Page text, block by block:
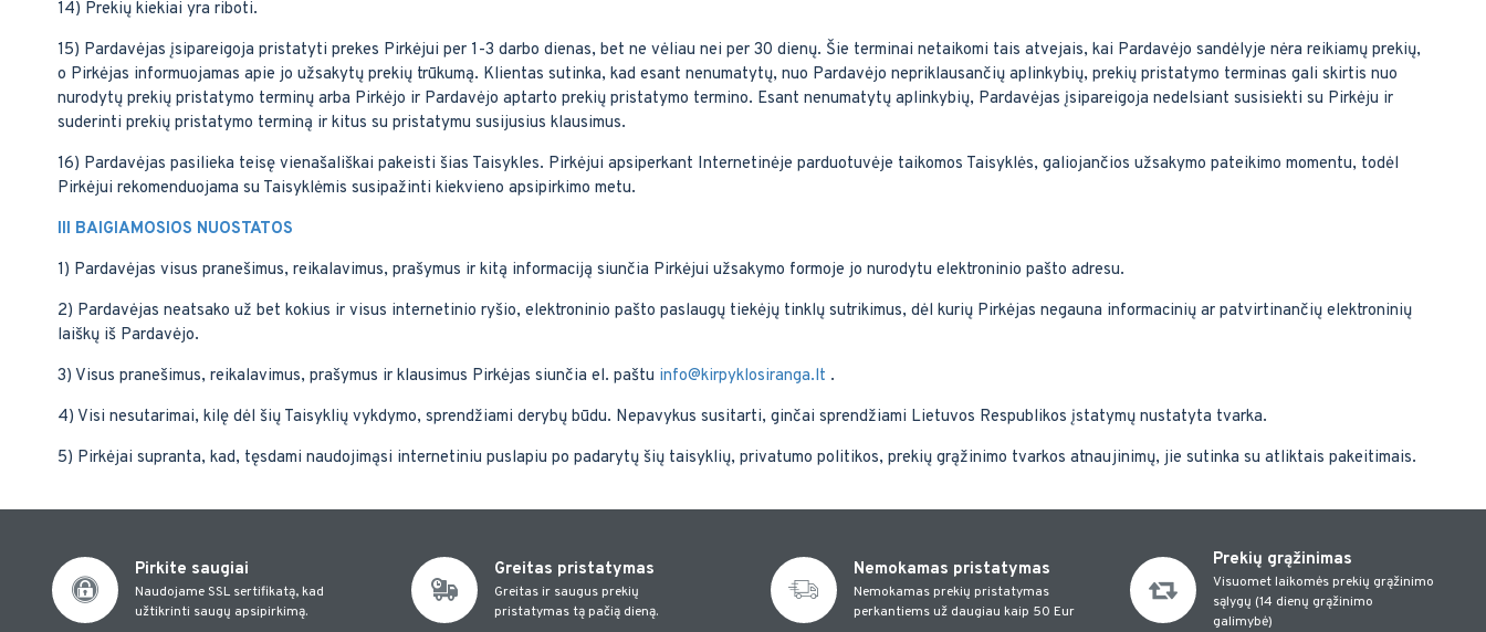
14) Prekių kiekiai yra riboti.
15) Pardavėjas įsipareigoja pristatyti prekes Pirkėjui per 1-3 darbo dienas, bet ne vėliau nei per 30 dienų. Šie terminai netaikomi tais atvejais, kai Pardavėjo sandėlyje nėra reikiamų prekių,
o Pirkėjas informuojamas apie jo užsakytų prekių trūkumą. Klientas sutinka, kad esant nenumatytų, nuo Pardavėjo nepriklausančių aplinkybių, prekių pristatymo terminas gali skirtis nuo
nurodytų prekių pristatymo terminų arba Pirkėjo ir Pardavėjo aptarto prekių pristatymo termino. Esant nenumatytų aplinkybių, Pardavėjas įsipareigoja nedelsiant susisiekti su Pirkėju ir
suderinti prekių pristatymo terminą ir kitus su pristatymu susijusius klausimus.
16) Pardavėjas pasilieka teisę vienašališkai pakeisti šias Taisykles. Pirkėjui apsiperkant Internetinėje parduotuvėje taikomos Taisyklės, galiojančios užsakymo pateikimo momentu, todėl
Pirkėjui rekomenduojama su Taisyklėmis susipažinti kiekvieno apsipirkimo metu.
III BAIGIAMOSIOS NUOSTATOS
1) Pardavėjas visus pranešimus, reikalavimus, prašymus ir kitą informaciją siunčia Pirkėjui užsakymo formoje jo nurodytu elektroninio pašto adresu.
2) Pardavėjas neatsako už bet kokius ir visus internetinio ryšio, elektroninio pašto paslaugų tiekėjų tinklų sutrikimus, dėl kurių Pirkėjas negauna informacinių ar patvirtinančių elektroninių
laiškų iš Pardavėjo.
3) Visus pranešimus, reikalavimus, prašymus ir klausimus Pirkėjas siunčia el. paštu info@kirpyklosiranga.lt .
4) Visi nesutarimai, kilę dėl šių Taisyklių vykdymo, sprendžiami derybų būdu. Nepavykus susitarti, ginčai sprendžiami Lietuvos Respublikos įstatymų nustatyta tvarka.
5) Pirkėjai supranta, kad, tęsdami naudojimąsi internetiniu puslapiu po padarytų šių taisyklių, privatumo politikos, prekių grąžinimo tvarkos atnaujinimų, jie sutinka su atliktais pakeitimais.
Pirkite saugiai
Naudojame SSL sertifikatą, kad
užtikrinti saugų apsipirkimą.
Greitas pristatymas
Greitas ir saugus prekių
pristatymas tą pačią dieną.
Nemokamas pristatymas
Nemokamas prekių pristatymas
perkantiems už daugiau kaip 50 Eur
Prekių grąžinimas
Visuomet laikomės prekių grąžinimo
sąlygų (14 dienų grąžinimo
galimybė)